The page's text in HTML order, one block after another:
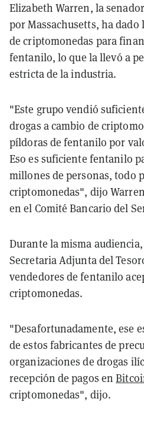
Elizabeth Warren, la
por Massachusetts, ha dado
de criptomonedas para
fentanilo, lo que la llevó a
estricta de la industria.
"Este grupo vendió
drogas a cambio de
píldoras de fentanilo por
Eso es suficiente fentanilo
millones de personas, todo
criptomonedas", dijo Warren
en el Comité Bancario del
Durante la misma
Secretaria Adjunta del
vendedores de fentanilo
criptomonedas.
"Desafortunadamente, ese
de estos fabricantes de
organizaciones de drogas
recepción de pagos en
criptomonedas", dijo.